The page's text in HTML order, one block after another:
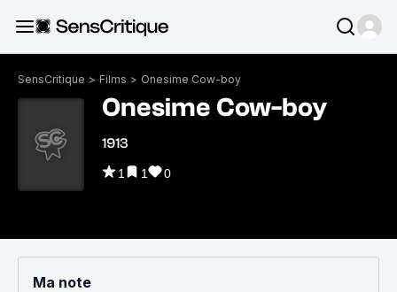
SensCritique > Films > Onesime Cow-boy
Onesime Cow-boy
1913
1 1 0
Ma note